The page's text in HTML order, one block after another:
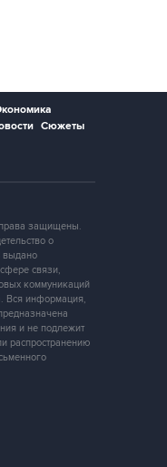
Сюжеты
защищены.
о
связи,
коммуникаций
Вся информация,
и не подлежит
распространению